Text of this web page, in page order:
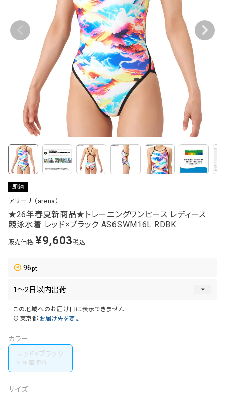
即納
アリーナ（arena）
★26年春夏新商品★トレーニングワンピース レディース
競泳水着 レッド×ブラック AS6SWM16L RDBK
販売価格 ¥9,603税込
96
この地域へのお届け日は表示できません
東京都 お届け先を変更
カラー
レッド×ブラック
サイズ